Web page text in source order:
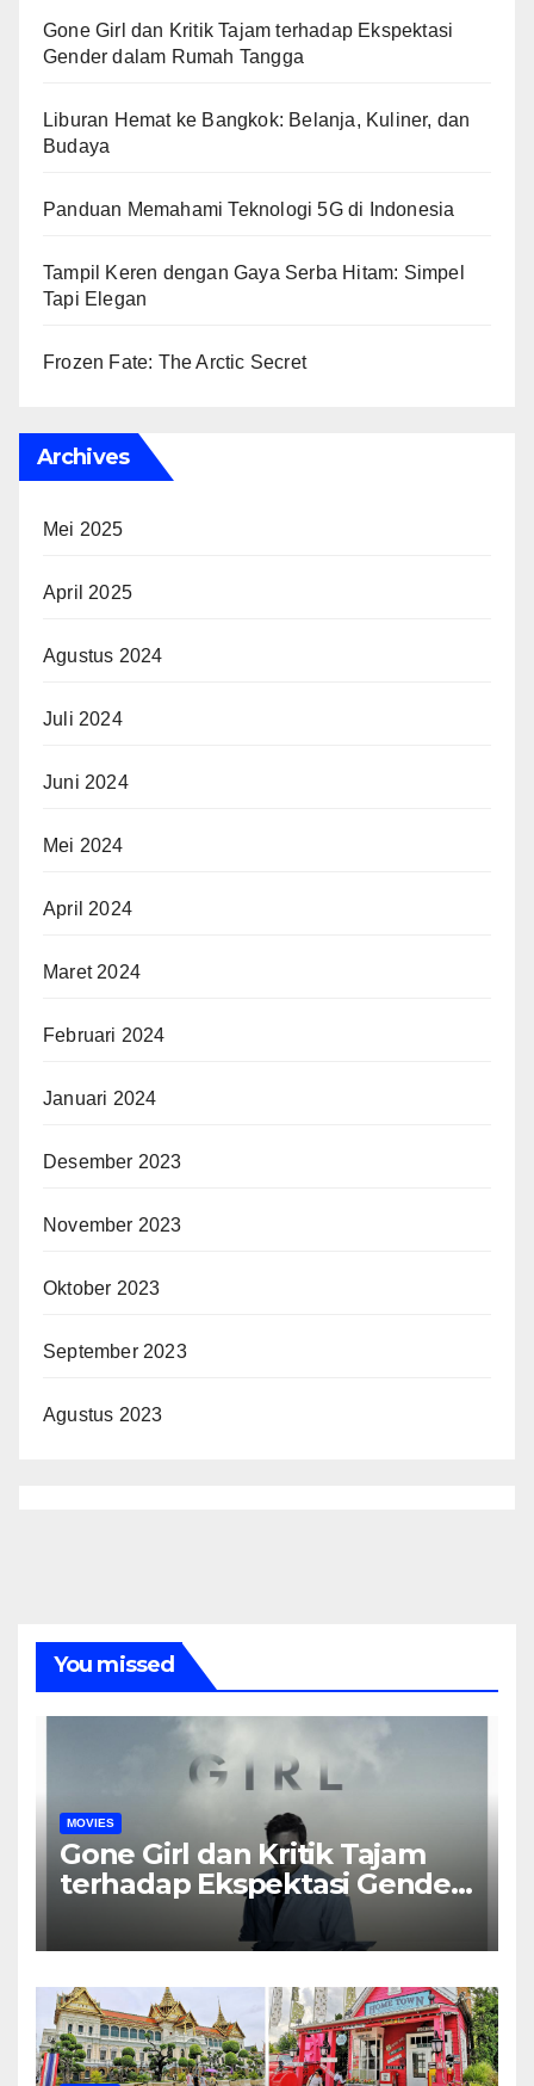
Gone Girl dan Kritik Tajam terhadap Ekspektasi
Gender dalam Rumah Tangga
Liburan Hemat ke Bangkok: Belanja, Kuliner, dan
Budaya
Panduan Memahami Teknologi 5G di Indonesia
Tampil Keren dengan Gaya Serba Hitam: Simpel
Tapi Elegan
Frozen Fate: The Arctic Secret
Archives
Mei 2025
April 2025
Agustus 2024
Juli 2024
Juni 2024
Mei 2024
April 2024
Maret 2024
Februari 2024
Januari 2024
Desember 2023
November 2023
Oktober 2023
September 2023
Agustus 2023
You missed
MOVIES
Gone Girl dan Kritik Tajam
terhadap Ekspektasi Gender
dalam Rumah Tangga